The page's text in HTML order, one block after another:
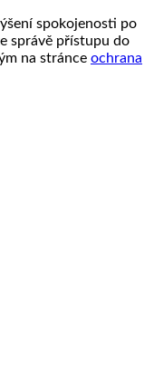
spokojenosti po
správě přístupu do
na stránce ochrana